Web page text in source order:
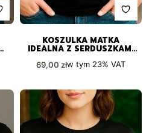
KOSZULKA MATKA
IDEALNA Z SERDUSZKAMI
Cena brutto
69,00 złw tym 23% VAT